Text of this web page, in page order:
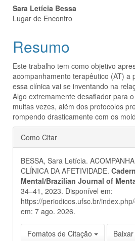
Conteúdo
do
artigo
principal
Sara Letícia Bessa
Lugar de Encontro
Resumo
Este trabalho tem como objetivo
acompanhamento terapêutico (AT) a
essa clínica vai se inventando na
Algo extremamente desafiador para
muitas vezes, além dos protocolos
rompendo drasticamente com os
Detalhes
do
artigo
Como Citar
BESSA, Sara Letícia.
CLÍNICA DA AFETIVIDADE.
Mental/Brazilian Journal of
34–41, 2023. Disponível em:
https://periodicos.ufsc.br/
em: 7 ago. 2026.
Fomatos de Citação